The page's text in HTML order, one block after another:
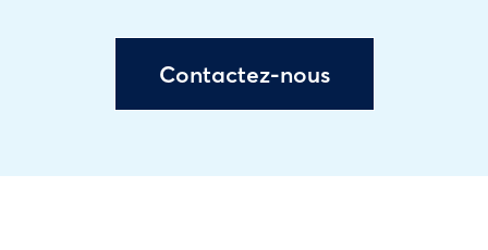
Contactez-nous